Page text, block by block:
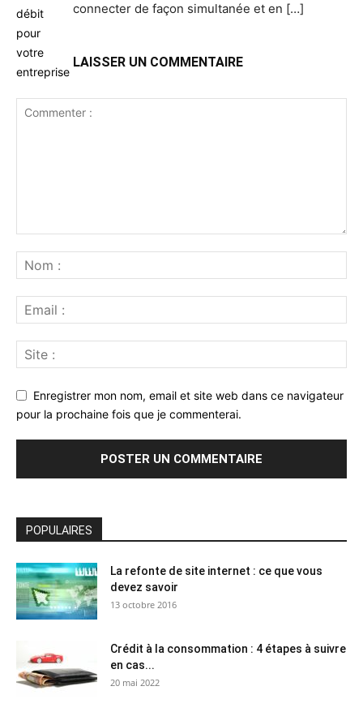
connecter de façon simultanée et en […]
LAISSER UN COMMENTAIRE
Enregistrer mon nom, email et site web dans ce navigateur
pour la prochaine fois que je commenterai.
POPULAIRES
La refonte de site internet : ce que vous
devez savoir
13 octobre 2016
Crédit à la consommation : 4 étapes à suivre
en cas...
20 mai 2022